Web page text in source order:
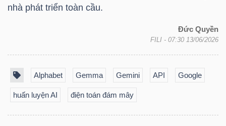
nhà phát triển toàn cầu.
Đức Quyền
FILI - 07:30 13/06/2026
Alphabet Gemma Gemini API Google
huấn luyện AI điện toán đám mây